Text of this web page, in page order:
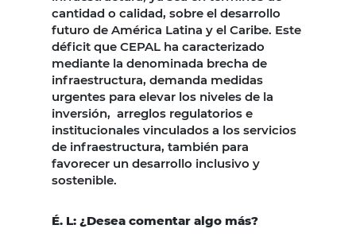
cantidad o calidad, sobre el desarrollo
futuro de América Latina y el Caribe. Este
déficit que CEPAL ha caracterizado
mediante la denominada brecha de
infraestructura, demanda medidas
urgentes para elevar los niveles de la
inversión, arreglos regulatorios e
institucionales vinculados a los servicios
de infraestructura, también para
favorecer un desarrollo inclusivo y
sostenible.
É. L: ¿Desea comentar algo más?